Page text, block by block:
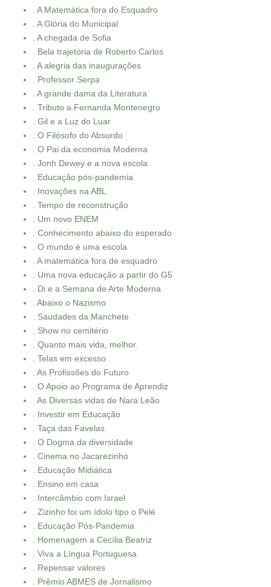
. A Matemática fora do Esquadro
. A Glória do Municipal
. A chegada de Sofia
. Bela trajetória de Roberto Carlos
. A alegria das inaugurações
. Professor Serpa
. A grande dama da Literatura
. Tributo a Fernanda Montenegro
. Gil e a Luz do Luar
. O Filósofo do Absurdo
. O Pai da economia Moderna
. Jonh Dewey e a nova escola
. Educação pós-pandemia
. Inovações na ABL
. Tempo de reconstrução
. Um novo ENEM
. Conhecimento abaixo do esperado
. O mundo é uma escola
. A matemática fora de esquadro
. Uma nova educação a partir do G5
. Di e a Semana de Arte Moderna
. Abaixo o Nazismo
. Saudades da Manchete
. Show no cemitério
. Quanto mais vida, melhor.
. Telas em excesso
. As Profissões do Futuro
. O Apoio ao Programa de Aprendiz
. As Diversas vidas de Nara Leão
. Investir em Educação
. Taça das Favelas
. O Dogma da diversidade
. Cinema no Jacarezinho
. Educação Midiática
. Ensino em casa
. Intercâmbio com Israel
. Zizinho foi um ídolo tipo o Pelé
. Educação Pós-Pandemia
. Homenagem a Cecília Beatriz
. Viva a Língua Portuguesa
. Repensar valores
. Prêmio ABMES de Jornalismo